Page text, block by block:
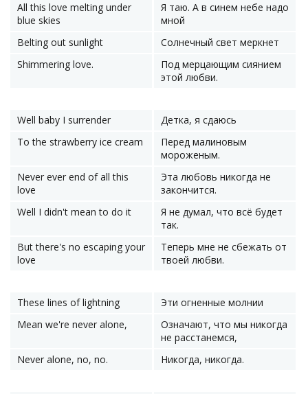
All this love melting under
blue skies
Я таю. А в синем небе надо
мной
Belting out sunlight
Солнечный свет меркнет
Shimmering love.
Под мерцающим сиянием
этой любви.
Well baby I surrender
Детка, я сдаюсь
To the strawberry ice cream
Перед малиновым
мороженым.
Never ever end of all this
love
Эта любовь никогда не
закончится.
Well I didn't mean to do it
Я не думал, что всё будет
так.
But there's no escaping your
love
Теперь мне не сбежать от
твоей любви.
These lines of lightning
Эти огненные молнии
Mean we're never alone,
Означают, что мы никогда
не расстанемся,
Never alone, no, no.
Никогда, никогда.